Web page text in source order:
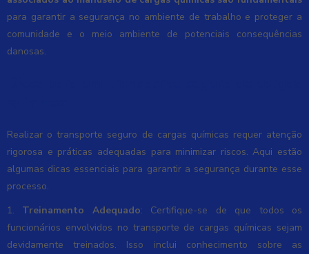
para garantir a segurança no ambiente de trabalho e proteger a
comunidade e o meio ambiente de potenciais consequências
danosas.
Realizar o transporte seguro de cargas químicas requer atenção
rigorosa e práticas adequadas para minimizar riscos. Aqui estão
algumas dicas essenciais para garantir a segurança durante esse
processo.
1. Treinamento Adequado: Certifique-se de que todos os
funcionários envolvidos no transporte de cargas químicas sejam
devidamente treinados. Isso inclui conhecimento sobre as